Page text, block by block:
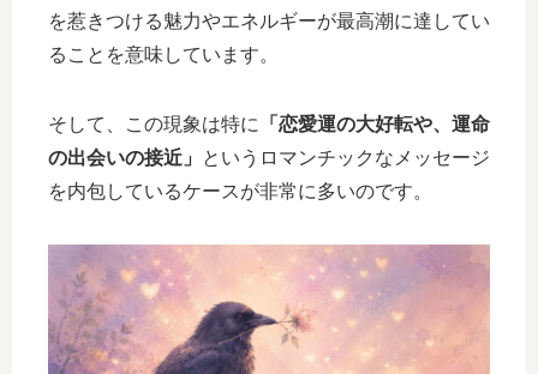
を惹きつける魅力やエネルギーが最高潮に達してい
ることを意味しています。
そして、この現象は特に
「恋愛運の大好転や、運命
の出会いの接近」
というロマンチックなメッセージ
を内包しているケースが非常に多いのです。